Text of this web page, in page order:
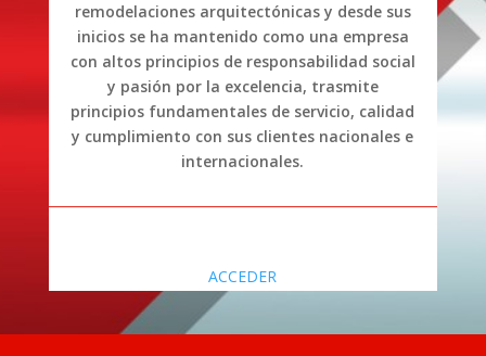
remodelaciones arquitectónicas y desde sus
inicios se ha mantenido como una empresa
con altos principios de responsabilidad social
y pasión por la excelencia, trasmite
principios fundamentales de servicio, calidad
y cumplimiento con sus clientes nacionales e
internacionales.
ACCEDER